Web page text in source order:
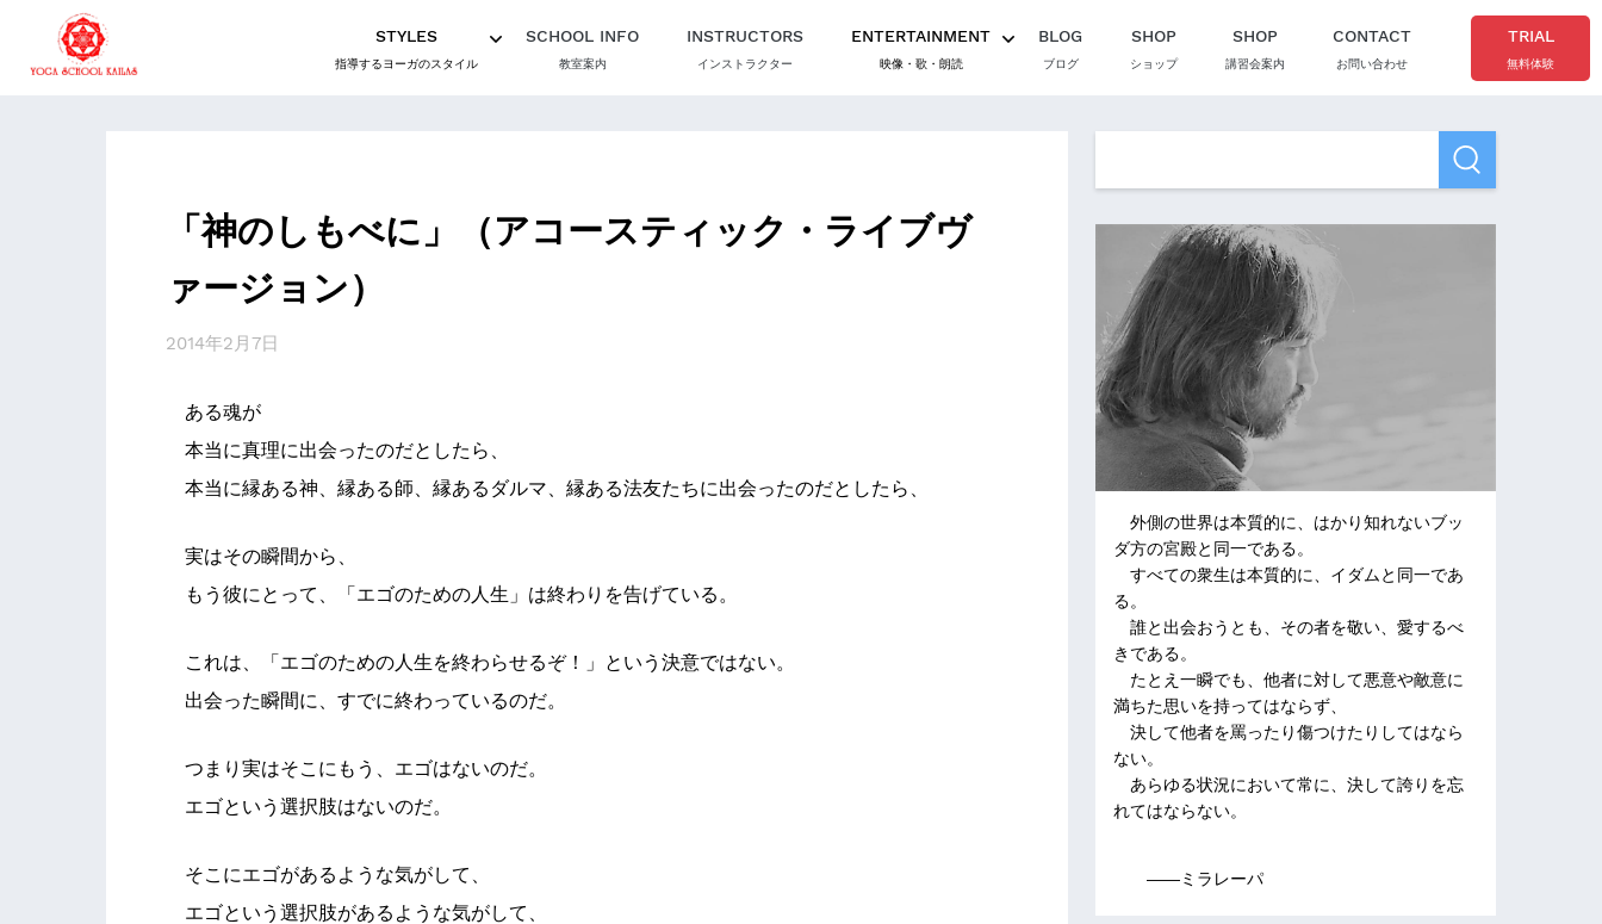
STYLES
指導するヨーガのスタイル
SCHOOL INFO
教室案内
INSTRUCTORS
インストラクター
ENTERTAINMENT
映像・歌・朗読
BLOG
ブログ
SHOP
ショップ
SHOP
講習会案内
CONTACT
お問い合わせ
TRIAL
無料体験
「神のしもべに」（アコースティック・ライブヴ
ァージョン）
2014年2月7日
ある魂が
本当に真理に出会ったのだとしたら、
本当に縁ある神、縁ある師、縁あるダルマ、縁ある法友たちに出会ったのだとしたら、
実はその瞬間から、
もう彼にとって、「エゴのための人生」は終わりを告げている。
これは、「エゴのための人生を終わらせるぞ！」という決意ではない。
出会った瞬間に、すでに終わっているのだ。
つまり実はそこにもう、エゴはないのだ。
エゴという選択肢はないのだ。
そこにエゴがあるような気がして、
エゴという選択肢があるような気がして、
外側の世界は本質的に、はかり知れないブッ
ダ方の宮殿と同一である。
すべての衆生は本質的に、イダムと同一であ
る。
誰と出会おうとも、その者を敬い、愛するべ
きである。
たとえ一瞬でも、他者に対して悪意や敵意に
満ちた思いを持ってはならず、
決して他者を罵ったり傷つけたりしてはなら
ない。
あらゆる状況において常に、決して誇りを忘
れてはならない。
――ミラレーパ